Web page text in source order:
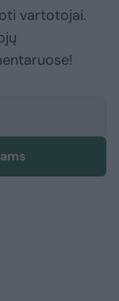
vartotojai.